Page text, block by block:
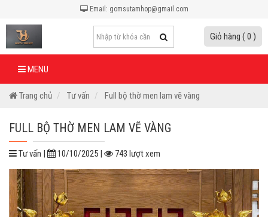
Email: gomsutamhop@gmail.com
Giỏ hàng ( 0 )
MENU
Trang chủ Tư vấn Full bộ thờ men lam vẽ vàng
FULL BỘ THỜ MEN LAM VẼ VÀNG
Tư vấn | 10/10/2025 | 743 lượt xem